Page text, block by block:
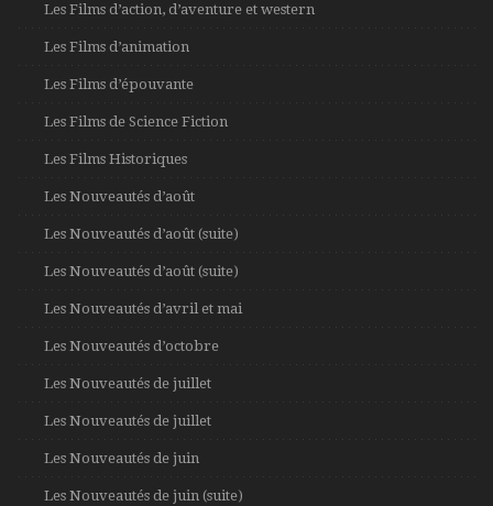
Les Films d’action, d’aventure et western
Les Films d’animation
Les Films d’épouvante
Les Films de Science Fiction
Les Films Historiques
Les Nouveautés d’août
Les Nouveautés d’août (suite)
Les Nouveautés d’août (suite)
Les Nouveautés d’avril et mai
Les Nouveautés d’octobre
Les Nouveautés de juillet
Les Nouveautés de juillet
Les Nouveautés de juin
Les Nouveautés de juin (suite)